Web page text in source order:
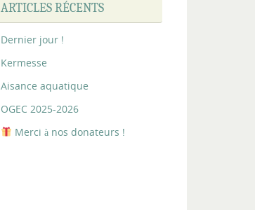
ARTICLES RÉCENTS
Dernier jour !
Kermesse
Aisance aquatique
OGEC 2025-2026
Merci à nos donateurs !